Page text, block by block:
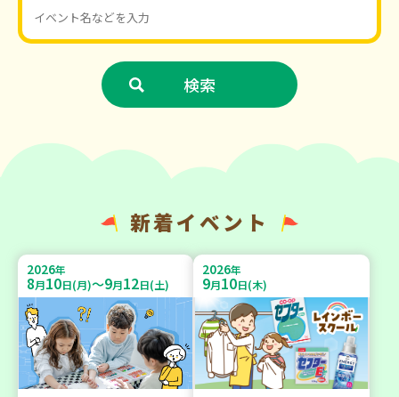
新着イベント
2026年
8月10日(月)～9月12日(土)
2026年
9月10日(木)